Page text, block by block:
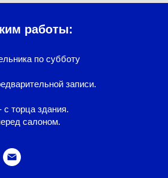
работы:
по субботу
записи.
с торца здания.
салоном.